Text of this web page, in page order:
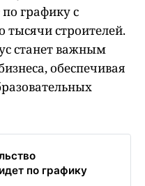
графику с
строителей.
станет важным
обеспечивая
по графику